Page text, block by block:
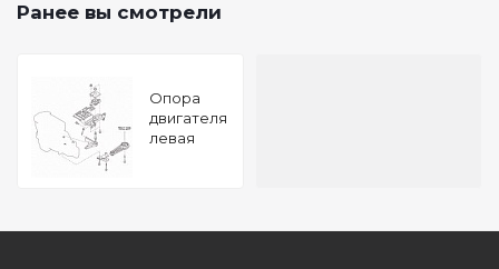
Ранее вы смотрели
Опора
двигателя
левая